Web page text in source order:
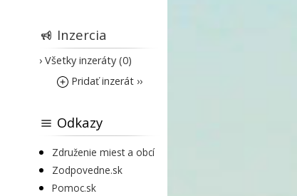
Inzercia
› Všetky inzeráty (0)
Pridať inzerát ››
Odkazy
Združenie miest a obcí
Zodpovedne.sk
Pomoc.sk